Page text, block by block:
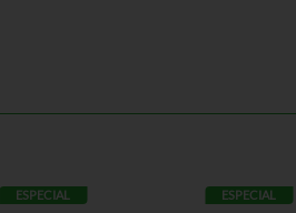
ESPECIAL ESPECIAL